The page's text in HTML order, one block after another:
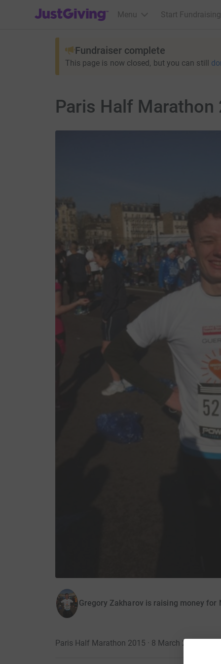
JustGiving’s homepage
Menu Start Fundraising
Fundraiser complete
This page is now closed, but you can still
Paris Half
Gregory Zakharov is raising money for
Paris Half Marathon 2015 · 8 March 2015